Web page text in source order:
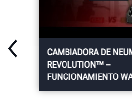
CAMBIADORA DE
REVOLUTION™ –
FUNCIONAMIENTO